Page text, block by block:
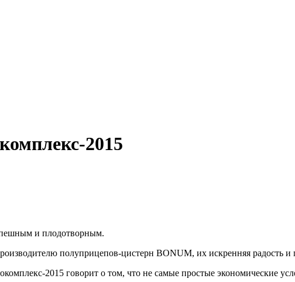
2015
и плодотворным.
полуприцепов-цистерн BONUM, их искренняя радость и
2015 говорит о том, что не самые простые экономические